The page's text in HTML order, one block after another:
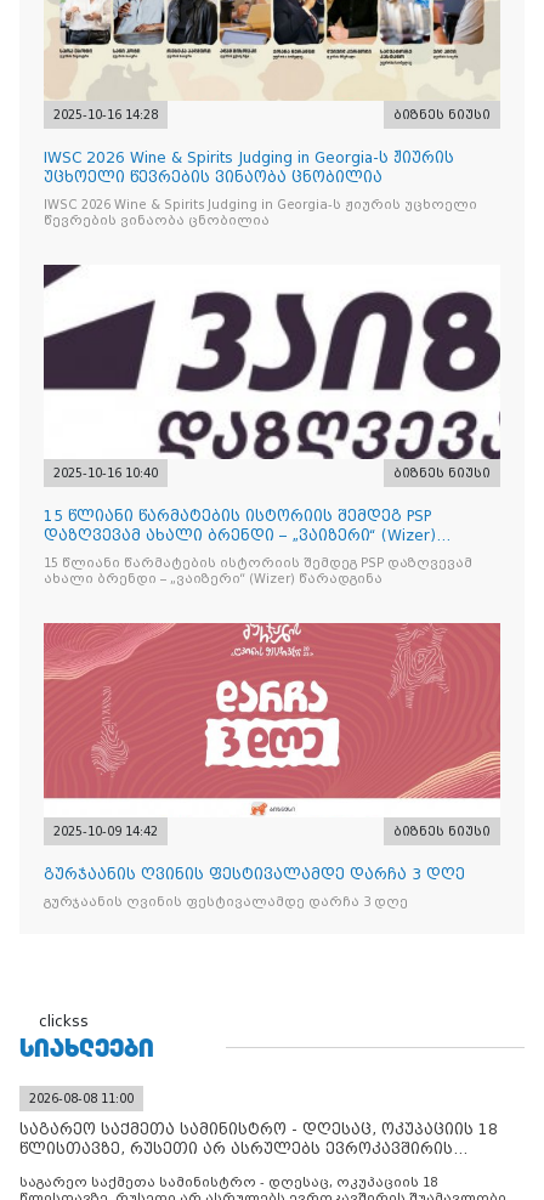
2025-10-16 14:28 ბიზნეს ნიუსი
IWSC 2026 Wine & Spirits Judging in Georgia-ს ჟიურის
უცხოელი წევრების ვინაობა ცნობილია
IWSC 2026 Wine & Spirits Judging in Georgia-ს ჟიურის უცხოელი
წევრების ვინაობა ცნობილია
2025-10-16 10:40 ბიზნეს ნიუსი
15 წლიანი წარმატების ისტორიის შემდეგ PSP
დაზღვევამ ახალი ბრენდი – „ვაიზერი“ (Wizer)
წარადგინა
15 წლიანი წარმატების ისტორიის შემდეგ PSP დაზღვევამ
ახალი ბრენდი – „ვაიზერი“ (Wizer) წარადგინა
2025-10-09 14:42 ბიზნეს ნიუსი
გურჯაანის ღვინის ფესტივალამდე დარჩა 3 დღე
გურჯაანის ღვინის ფესტივალამდე დარჩა 3 დღე
clickss
ᲡᲘᲐᲮᲚᲔᲔᲑᲘ
2026-08-08 11:00
საგარეო საქმეთა სამინისტრო - დღესაც, ოკუპაციის 18
წლისთავზე, რუსეთი არ ასრულებს ევროკავშირის
საგარეო საქმეთა სამინისტრო - დღესაც, ოკუპაციის 18